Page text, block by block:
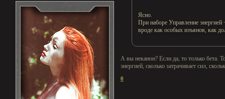
Ясно.
При наборе Управление
вроде как особых изъянов, как
А вы неканон? Если да, то только бета.
энергией, сколько затрачивает сил,
0